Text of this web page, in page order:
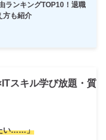
ランキングTOP10！退職
方も紹介
スキル学び放題・質
い……」